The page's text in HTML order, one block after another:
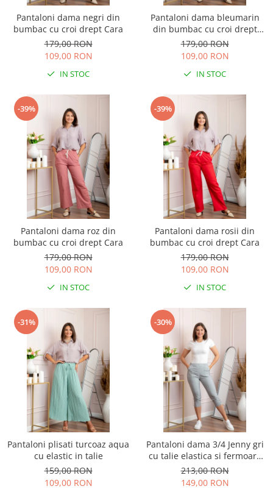
Pantaloni dama negri din
bumbac cu croi drept Cara
179,00 RON
109,00 RON
IN STOC
Pantaloni dama bleumarin
din bumbac cu croi drept
Cara
179,00 RON
109,00 RON
IN STOC
-39%
Pantaloni dama roz din
bumbac cu croi drept Cara
179,00 RON
109,00 RON
IN STOC
-39%
Pantaloni dama rosii din
bumbac cu croi drept Cara
179,00 RON
109,00 RON
IN STOC
-31%
Pantaloni plisati turcoaz aqua
cu elastic in talie
159,00 RON
109,00 RON
-30%
Pantaloni dama 3/4 Jenny gri
cu talie elastica si fermoare
decorative
213,00 RON
149,00 RON